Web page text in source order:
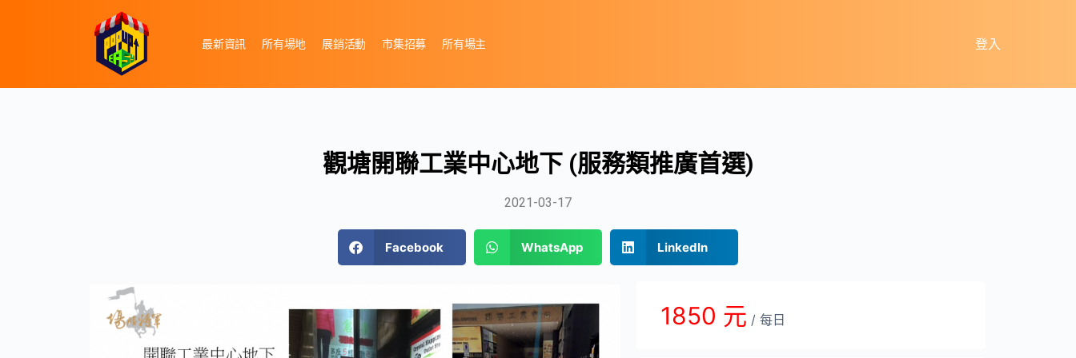
最新資訊 所有場地 展銷活動 市集招募 所有場主 登入
觀塘開聯工業中心地下 (服務類推廣首選)
2021-03-17
Facebook WhatsApp LinkedIn
1850 元 / 每日